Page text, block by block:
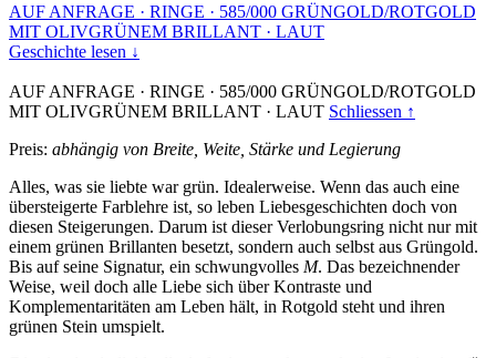
AUF ANFRAGE · RINGE · 585/000 GRÜNGOLD/ROTGOLD
MIT OLIVGRÜNEM BRILLANT · LAUT
Geschichte lesen ↓
AUF ANFRAGE · RINGE · 585/000 GRÜNGOLD/ROTGOLD
MIT OLIVGRÜNEM BRILLANT · LAUT Schliessen ↑
Preis: abhängig von Breite, Weite, Stärke und Legierung
Alles, was sie liebte war grün. Idealerweise. Wenn das auch eine
übersteigerte Farblehre ist, so leben Liebesgeschichten doch von
diesen Steigerungen. Darum ist dieser Verlobungsring nicht nur mit
einem grünen Brillanten besetzt, sondern auch selbst aus Grüngold.
Bis auf seine Signatur, ein schwungvolles M. Das bezeichnender
Weise, weil doch alle Liebe sich über Kontraste und
Komplementaritäten am Leben hält, in Rotgold steht und ihren
grünen Stein umspielt.